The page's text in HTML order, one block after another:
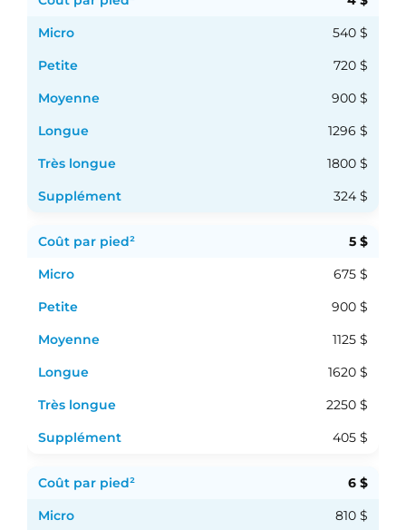
540 $
720 $
900 $
1296 $
1800 $
324 $
5 $
675 $
900 $
1125 $
1620 $
2250 $
405 $
6 $
810 $